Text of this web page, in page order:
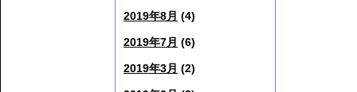
2019年8月 (4)
2019年7月 (6)
2019年3月 (2)